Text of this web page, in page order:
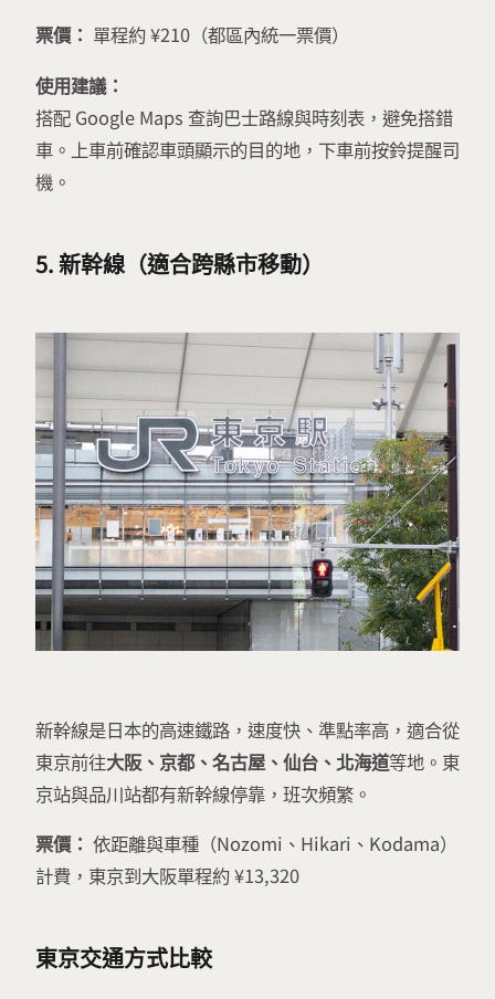
票價： 單程約 ¥210（都區內統一票價）
使用建議：
搭配 Google Maps 查詢巴士路線與時刻表，避免搭錯
車。上車前確認車頭顯示的目的地，下車前按鈴提醒司
機。
5. 新幹線（適合跨縣市移動）
新幹線是日本的高速鐵路，速度快、準點率高，適合從
東京前往大阪、京都、名古屋、仙台、北海道等地。東
京站與品川站都有新幹線停靠，班次頻繁。
票價： 依距離與車種（Nozomi、Hikari、Kodama）
計費，東京到大阪單程約 ¥13,320
東京交通方式比較